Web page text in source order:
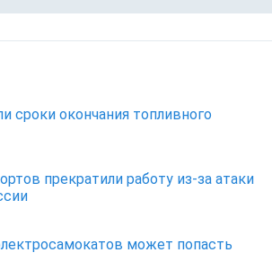
сроки окончания топливного
прекратили работу из-за атаки
может попасть